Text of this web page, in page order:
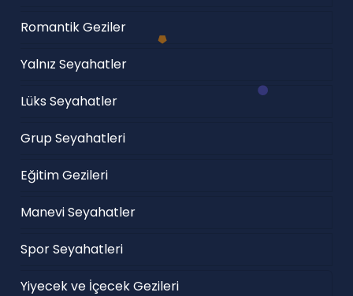
Romantik Geziler
Yalnız Seyahatler
Lüks Seyahatler
Grup Seyahatleri
Eğitim Gezileri
Manevi Seyahatler
Spor Seyahatleri
Yiyecek ve İçecek Gezileri